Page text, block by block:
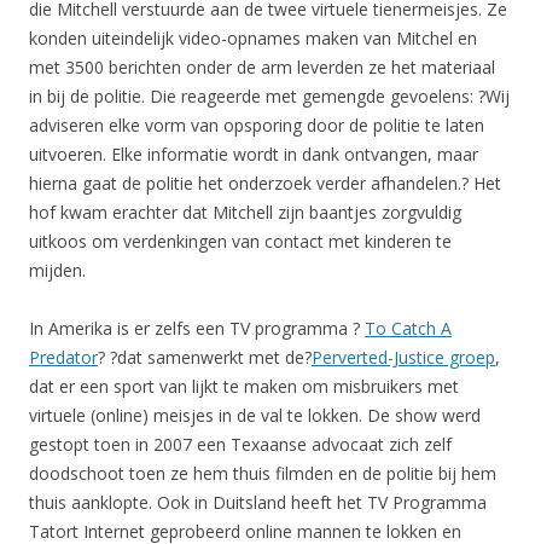
die Mitchell verstuurde aan de twee virtuele tienermeisjes. Ze
konden uiteindelijk video-opnames maken van Mitchel en
met 3500 berichten onder de arm leverden ze het materiaal
in bij de politie. Die reageerde met gemengde gevoelens: ?Wij
adviseren elke vorm van opsporing door de politie te laten
uitvoeren. Elke informatie wordt in dank ontvangen, maar
hierna gaat de politie het onderzoek verder afhandelen.? Het
hof kwam erachter dat Mitchell zijn baantjes zorgvuldig
uitkoos om verdenkingen van contact met kinderen te
mijden.
In Amerika is er zelfs een TV programma ? To Catch A
Predator? ?dat samenwerkt met de?Perverted-Justice groep,
dat er een sport van lijkt te maken om misbruikers met
virtuele (online) meisjes in de val te lokken. De show werd
gestopt toen in 2007 een Texaanse advocaat zich zelf
doodschoot toen ze hem thuis filmden en de politie bij hem
thuis aanklopte. Ook in Duitsland heeft het TV Programma
Tatort Internet geprobeerd online mannen te lokken en